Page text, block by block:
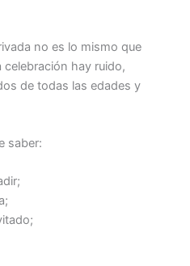
no es lo mismo que
celebración hay ruido,
de todas las edades y
saber: